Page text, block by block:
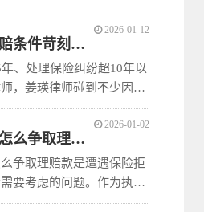
有的保障。作为执业15
险纠纷超过10年的保险律
经常协助投保人应对此类
果你也陷入“未如实告知”
或希望提前评估自身保单
重疾险理赔条件苛刻被拒赔？
、处理保险纠纷超10年以
师，姜瑛律师碰到不少因为
件苛刻而陷入困境的家
司常常在条款里设定某些特
表现作为赔付前提，比如
伤性活检、必须出现某项
就不予理赔。 但这真的合
2026-01-12
保险拒赔怎么争取理赔款
争取理赔款是遭遇保险拒
要考虑的问题。作为执业
险纠纷超10年的保险律
2026-01-02